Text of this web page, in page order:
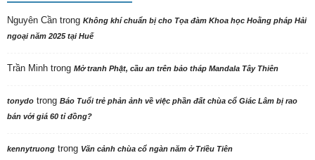
Nguyên Cần trong Không khí chuẩn bị cho Tọa đàm Khoa học Hoằng pháp Hải
ngoại năm 2025 tại Huế
Trần Minh trong Mở tranh Phật, cầu an trên bảo tháp Mandala Tây Thiên
tonydo trong Báo Tuổi trẻ phản ảnh về việc phần đất chùa cổ Giác Lâm bị rao
bán với giá 60 tỉ đồng?
kennytruong trong Vãn cảnh chùa cổ ngàn năm ở Triều Tiên